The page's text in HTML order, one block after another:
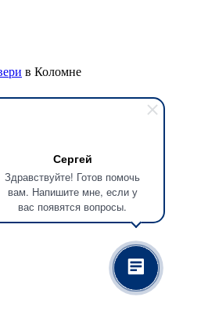
Сергей
Здравствуйте! Готов помочь
вам. Напишите мне, если у
вас появятся вопросы.
в Коломне